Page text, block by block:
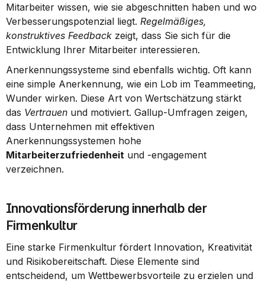
Mitarbeiter wissen, wie sie abgeschnitten haben und wo
Verbesserungspotenzial liegt. Regelmäßiges,
konstruktives Feedback zeigt, dass Sie sich für die
Entwicklung Ihrer Mitarbeiter interessieren.
Anerkennungssysteme sind ebenfalls wichtig. Oft kann
eine simple Anerkennung, wie ein Lob im Teammeeting,
Wunder wirken. Diese Art von Wertschätzung stärkt
das Vertrauen und motiviert. Gallup-Umfragen zeigen,
dass Unternehmen mit effektiven
Mitarbeiterzufriedenheit und -engagement
verzeichnen.
Innovationsförderung innerhalb der
Firmenkultur
Eine starke Firmenkultur fördert Innovation, Kreativität
und Risikobereitschaft. Diese Elemente sind
entscheidend, um Wettbewerbsvorteile zu erzielen und